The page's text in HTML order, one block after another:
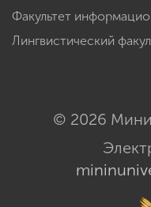
Факультет
Лингвистический
© 2026